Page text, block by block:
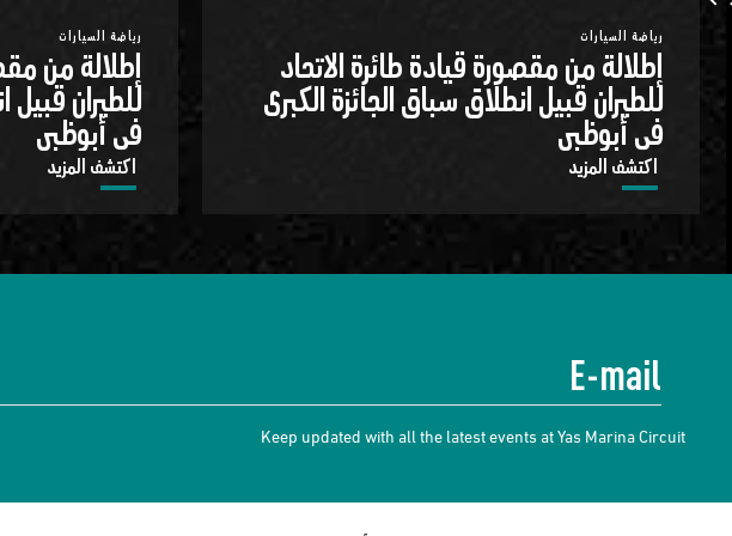
رياضة السيارات
إطلالة من مقصورة قيادة طائرة الاتحاد
للطيران قبيل انطلاق سباق الجائزة الكبرى
في أبوظبي
اكتشف المزيد
رياضة السيارات
إطلالة من
للطيران قبيل
في أبوظبي
اكتشف المزيد
Keep updated with all the latest events at Yas Marina Circuit